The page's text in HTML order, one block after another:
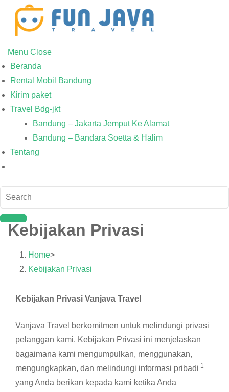
Menu Close
Beranda
Rental Mobil Bandung
Kirim paket
Travel Bdg-jkt
Bandung – Jakarta Jemput Ke Alamat
Bandung – Bandara Soetta & Halim
Tentang
Kebijakan Privasi
Home>
Kebijakan Privasi
Kebijakan Privasi Vanjava Travel
Vanjava Travel berkomitmen untuk melindungi privasi
pelanggan kami. Kebijakan Privasi ini menjelaskan
bagaimana kami mengumpulkan, menggunakan,
mengungkapkan, dan melindungi informasi pribadi 1
yang Anda berikan kepada kami ketika Anda